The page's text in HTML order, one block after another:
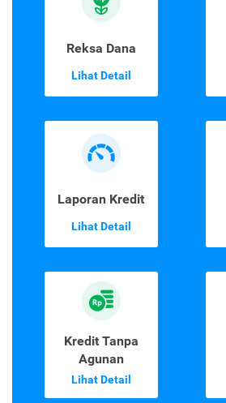
Reksa Dana
Lihat Detail
Laporan Kredit
Lihat Detail
Kredit Tanpa
Agunan
Lihat Detail